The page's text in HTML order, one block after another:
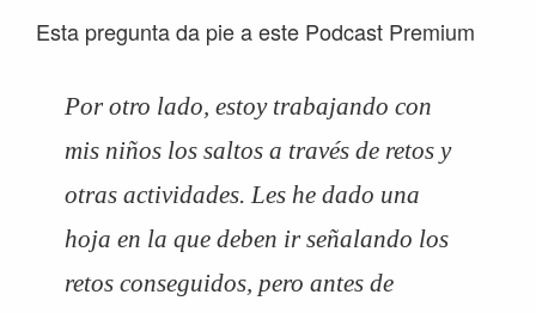
Esta pregunta da pie a este Podcast Premium
Por otro lado, estoy trabajando con
mis niños los saltos a través de retos y
otras actividades. Les he dado una
hoja en la que deben ir señalando los
retos conseguidos, pero antes de